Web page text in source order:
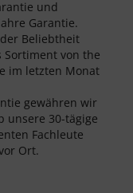
und
Garantie.
Beliebtheit
Sortiment von the
im letzten Monat
gewähren wir
unsere 30-tägige
Fachleute
Ort.